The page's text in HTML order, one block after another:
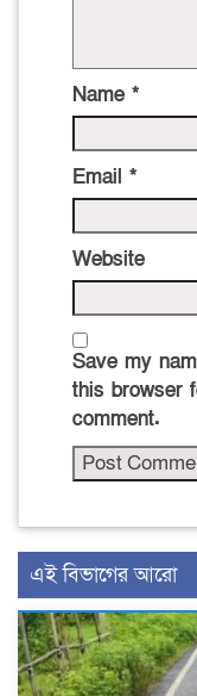
Name *
Email *
Website
Save my
this browser
comment.
এই বিভাগের আরো